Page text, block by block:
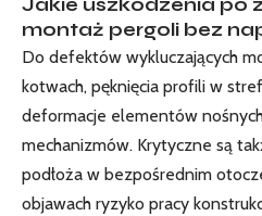
Jakie uszkodzenia po
montaż pergoli bez
Do defektów wykluczających
kotwach, pęknięcia profili w
deformacje elementów
mechanizmów. Krytyczne są
podłoża w bezpośrednim
objawach ryzyko pracy